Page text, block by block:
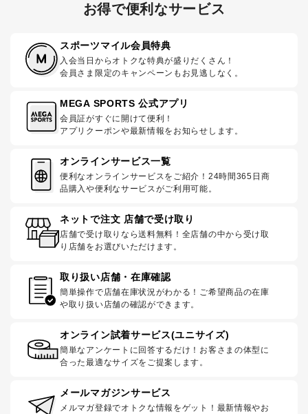
お得で便利なサービス
スポーツマイル会員特典
入会当日からオトクな特典が盛りだくさん！
会員さま限定のキャンペーンもお見逃しなく。
MEGA SPORTS 公式アプリ
会員証がすぐに開けて便利！
アプリクーポンや最新情報をお知らせします。
オンラインサービス一覧
便利なオンラインサービスをご紹介！24時間365日商
品購入や便利なサービスがご利用可能。
ネットで注文 店舗で受け取り
店舗で受け取りなら送料無料！全店舗の中から受け取
り店舗をお選びいただけます。
取り扱い店舗・在庫確認
簡単操作で店舗在庫状況がわかる！ご希望商品の在庫
や取り扱い店舗の確認ができます。
オンライン試着サービス(ユニサイズ)
簡単なアンケートに回答するだけ！お客さまの体型に
合った最適なサイズをご提案します。
メールマガジンサービス
メルマガ登録でオトクな情報をゲット！最新情報やお